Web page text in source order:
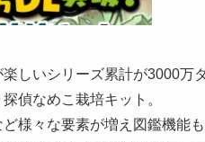
しいシリーズ累計が3000万
偵なめこ栽培キット。
様々な要素が増え図鑑機能も